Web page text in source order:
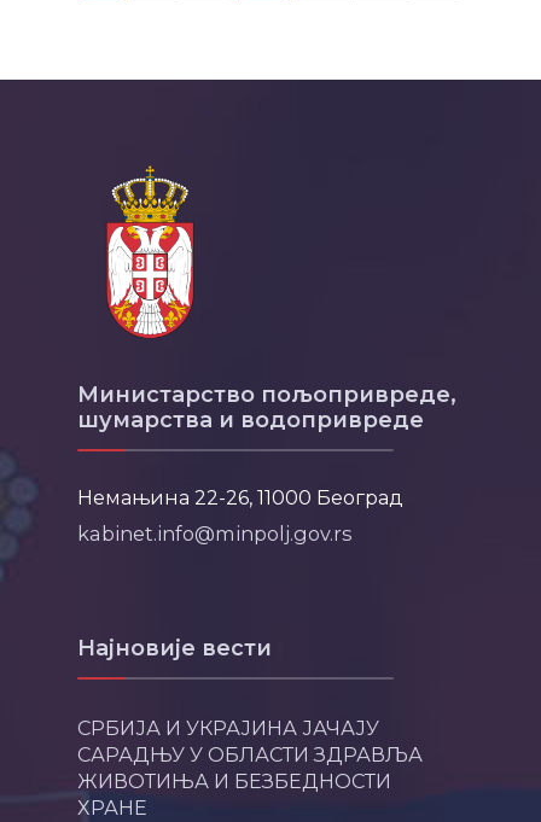
Министарство пољопривреде,
шумарства и водопривреде
Немањина 22-26, 11000 Београд
kabinet.info@minpolj.gov.rs
Најновије вести
СРБИЈА И УКРАЈИНА ЈАЧАЈУ
САРАДЊУ У ОБЛАСТИ ЗДРАВЉА
ЖИВОТИЊА И БЕЗБЕДНОСТИ
ХРАНЕ